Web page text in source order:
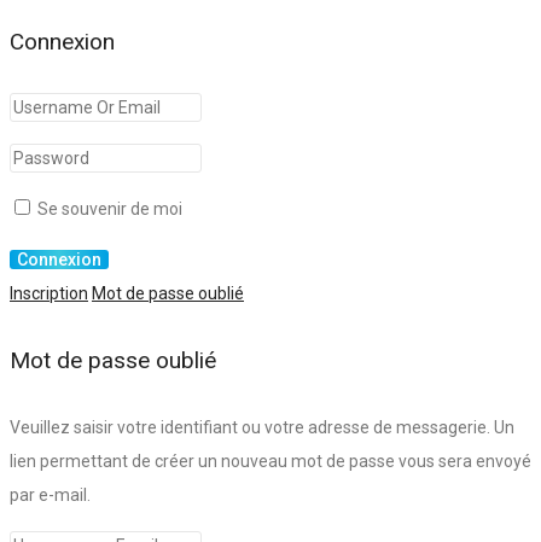
Connexion
Se souvenir de moi
Inscription Mot de passe oublié
Mot de passe oublié
Veuillez saisir votre identifiant ou votre adresse de messagerie. Un
lien permettant de créer un nouveau mot de passe vous sera envoyé
par e-mail.